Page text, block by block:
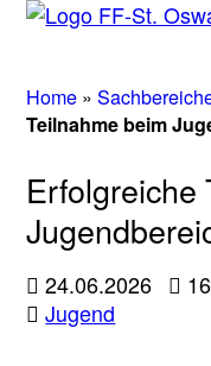
Home »
Teilnahme beim
Erfolgreiche
24.06.2026
Jugend